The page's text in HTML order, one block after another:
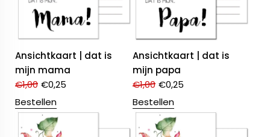
Ansichtkaart | dat is
mijn mama
€1,00 €0,25
Bestellen
Ansichtkaart | dat is
mijn papa
€1,00 €0,25
Bestellen